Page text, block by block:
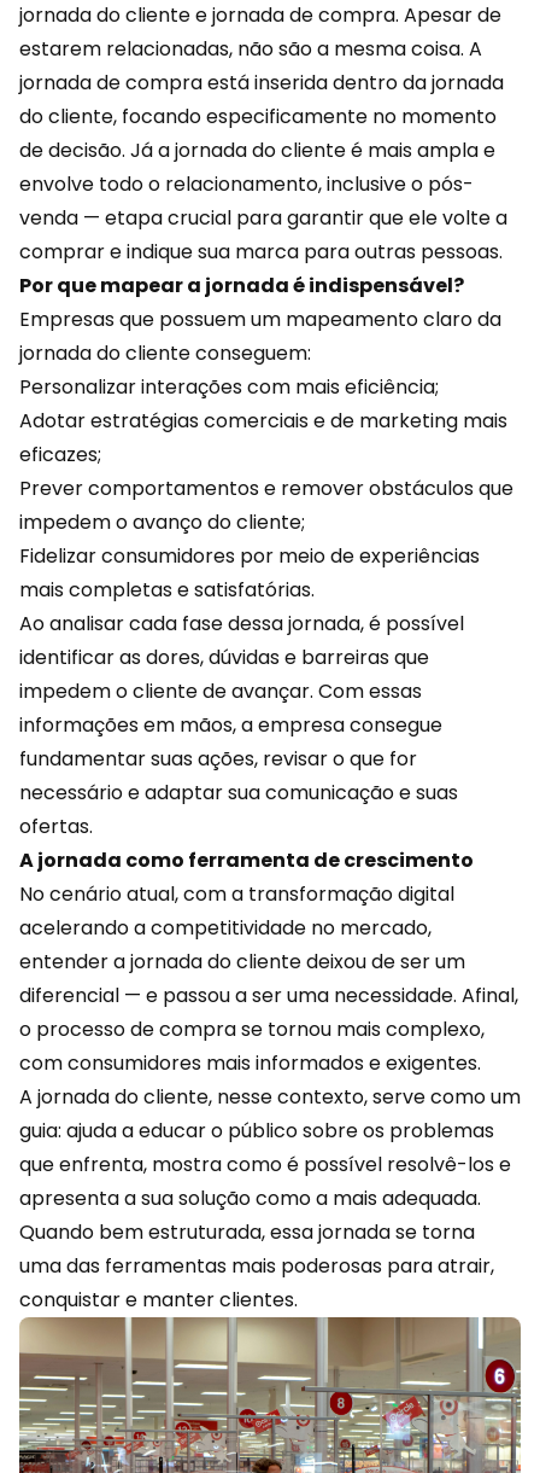
jornada do cliente e jornada de compra. Apesar de
estarem relacionadas, não são a mesma coisa. A
jornada de compra está inserida dentro da jornada
do cliente, focando especificamente no momento
de decisão. Já a jornada do cliente é mais ampla e
envolve todo o relacionamento, inclusive o pós-
venda — etapa crucial para garantir que ele volte a
comprar eindique sua marca para outras pessoas.
Por que mapear a jornada é indispensável?
Empresas que possuem um mapeamento claro da
jornada do cliente conseguem:
Personalizar interações com mais eficiência;
Adotar estratégias comerciais e de marketing mais
eficazes;
Prever comportamentos e remover obstáculos que
impedem o avanço do cliente;
Fidelizar consumidores por meio de experiências
mais completas e satisfatórias.
Ao analisar cada fase dessa jornada, é possível
identificar as dores, dúvidas e barreiras que
impedem o cliente de avançar. Com essas
informações em mãos, a empresa consegue
fundamentar suas ações, revisar o que for
necessário e adaptar sua comunicação e suas
ofertas.
A jornada como ferramenta de crescimento
No cenário atual, com a transformação digital
acelerando a competitividade no mercado,
entender a jornada do cliente deixou de ser um
diferencial — e passou a ser uma necessidade. Afinal,
o processo de compra se tornou mais complexo,
com consumidores mais informados e exigentes.
A jornada do cliente, nesse contexto, serve como um
guia: ajuda a educar o público sobre os problemas
que enfrenta, mostra como é possível resolvê-los e
apresenta a sua solução como a mais adequada.
Quando bem estruturada, essa jornada se torna
uma das ferramentas mais poderosas para atrair,
conquistar e manter clientes.